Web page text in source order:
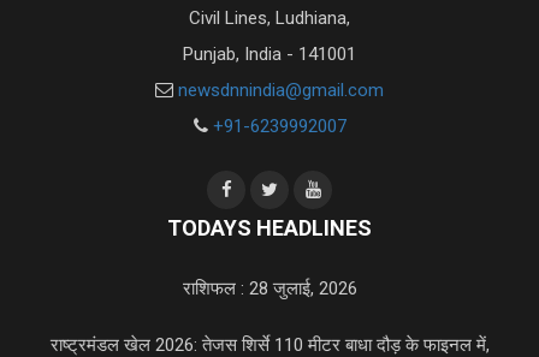
Civil Lines, Ludhiana,
Punjab, India - 141001
newsdnnindia@gmail.com
+91-6239992007
TODAYS HEADLINES
राशिफल : 28 जुलाई, 2026
राष्ट्रमंडल खेल 2026: तेजस शिर्से 110 मीटर बाधा दौड़ के फाइनल में,